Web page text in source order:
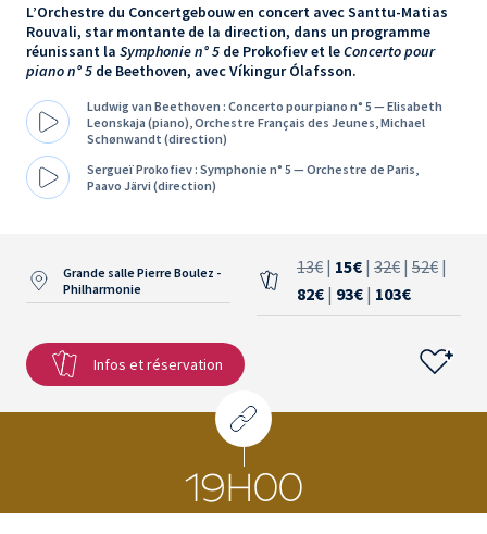
L’Orchestre du Concertgebouw en concert avec Santtu-Matias
Rouvali, star montante de la direction, dans un programme
réunissant la Symphonie n° 5 de Prokofiev et leConcerto pour
piano n° 5 de Beethoven, avec Víkingur Ólafsson.
Ludwig van Beethoven : Concerto pour piano n° 5 — Elisabeth
Leonskaja (piano), Orchestre Français des Jeunes, Michael
Schønwandt (direction)
Sergueï Prokofiev : Symphonie n° 5 — Orchestre de Paris,
Paavo Järvi (direction)
Grande salle Pierre Boulez -
Philharmonie
13€ | 15€ | 32€ | 52€ |
82€ | 93€ | 103€
Infos et réservation
19H00